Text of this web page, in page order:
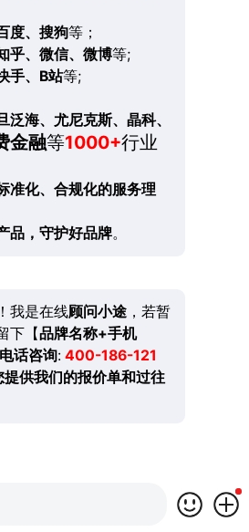
度、搜狗等；
乎、微信、微博等;
手、B站等;
泛海、尤尼克斯、晶科、
金融等1000+行业
准化、合规化的服务理
品，守护好品牌。
我是在线顾问小途，若暂
下【品牌名称+手机
话咨询: 400-186-121
供我们的报价单和过往